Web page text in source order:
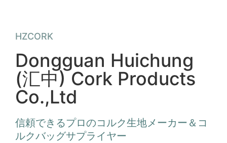
HZCORK
Dongguan Huichung
(汇中)Cork Products
Co.,Ltd
信頼できるプロのコルク生地メーカー＆コ
ルクバッグサプライヤー